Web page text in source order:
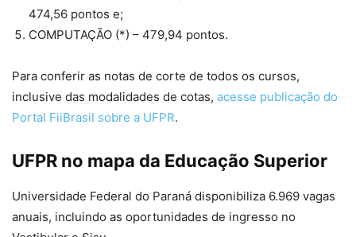
474,56 pontos e;
COMPUTAÇÃO (*) – 479,94 pontos.
Para conferir as notas de corte de todos os cursos,
inclusive das modalidades de cotas, acesse publicação do
Portal FiiBrasil sobre a UFPR.
UFPR no mapa da Educação Superior
Universidade Federal do Paraná disponibiliza 6.969 vagas
anuais, incluindo as oportunidades de ingresso no